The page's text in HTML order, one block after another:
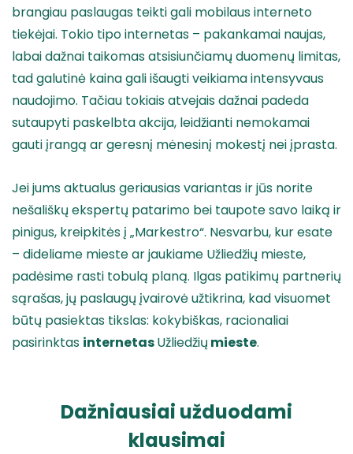
brangiau paslaugas teikti gali mobilaus interneto
tiekėjai. Tokio tipo internetas – pakankamai naujas,
labai dažnai taikomas atsisiunčiamų duomenų limitas,
tad galutinė kaina gali išaugti veikiama intensyvaus
naudojimo. Tačiau tokiais atvejais dažnai padeda
sutaupyti paskelbta akcija, leidžianti nemokamai
gauti įrangą ar geresnį mėnesinį mokestį nei įprasta.
Jei jums aktualus geriausias variantas ir jūs norite
nešališkų ekspertų patarimo bei taupote savo laiką ir
pinigus, kreipkitės į „Markestro“. Nesvarbu, kur esate
– dideliame mieste ar jaukiame Užliedžių mieste,
padėsime rasti tobulą planą. Ilgas patikimų partnerių
sąrašas, jų paslaugų įvairovė užtikrina, kad visuomet
būtų pasiektas tikslas: kokybiškas, racionaliai
pasirinktas internetasUžliedžių mieste.
Dažniausiai užduodami
klausimai